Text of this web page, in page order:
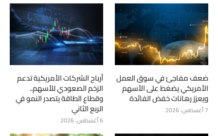
ضعف مفاجئ في سوق العمل
الأمريكي يضغط على الأسهم
ويعزز رهانات خفض الفائدة
7 أغسطس، 2026
أرباح الشركات الأمريكية تدعم
الزخم الصعودي للأسهم..
وقطاع الطاقة يتصدر النمو في
الربع الثاني
6 أغسطس، 2026